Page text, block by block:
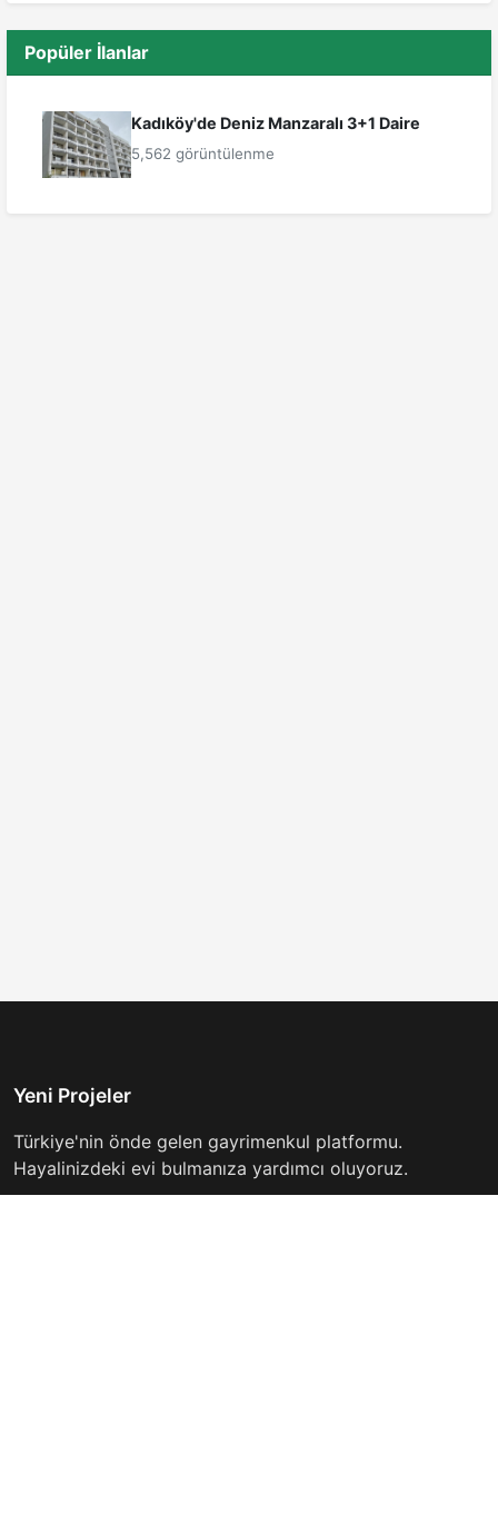
Popüler İlanlar
Kadıköy'de Deniz Manzaralı 3+1 Daire
5,562 görüntülenme
Yeni Projeler
Türkiye'nin önde gelen gayrimenkul platformu.
Hayalinizdeki evi bulmanıza yardımcı oluyoruz.